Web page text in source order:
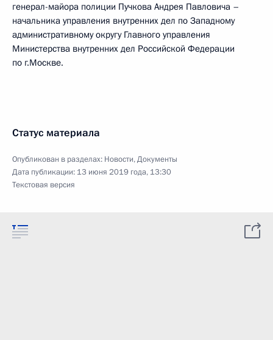
генерал-майора полиции Пучкова Андрея Павловича –
начальника управления внутренних дел по Западному
административному округу Главного управления
Министерства внутренних дел Российской Федерации
по г.Москве.
Статус материала
Опубликован в разделах: Новости,Документы
Дата публикации: 13 июня 2019 года, 13:30
Текстовая версия